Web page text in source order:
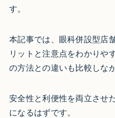
す。
本記事では、眼科併設型店
リットと注意点をわかりや
の方法との違いも比較しな
安全性と利便性を両立させ
になるはずです。